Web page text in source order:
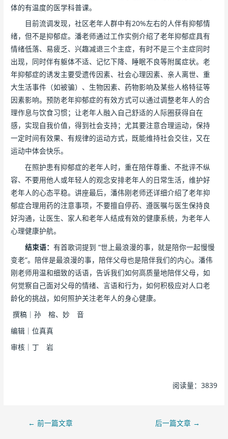
体的有温度的医学科普课。
目前流调发现，社区老年人群中有20%左右的人伴有抑郁情
绪，但不是抑郁症。潘老师通过工作实例介绍了老年抑郁症具有
情绪低落、易疲乏、兴趣减退三个主症，有时不是三个主症同时
出现，同时伴有躯体不适、记忆下降、睡眠不良等附属症状。老
年抑郁症的诱发主要受遗传因素、社会心理因素、亲人离世、重
大生活事件（如被骗）、生物因素、药物影响及某些人格特征等
因素影响。预防老年抑郁症的有效方式可以通过调整老年人的合
理作息与饮食习惯；让老年人融入自己舒适的人际圈获得自在
感，实现自我价值，得到社会支持；尤其要注意合理运动，保持
一定时间有效果、有规律的运动方式，既能维持社会交往，又在
运动中体会快乐。
在照护患有抑郁症的老年人时，重在陪伴尊重、不批评不纵
容、不要用他人或年轻人的观念安排老年人的日常生活，维护好
老年人的心态平稳。讲座最后，潘伟刚老师还详细介绍了老年抑
郁症合理用药的注意事项，不要擅自停药、遵医嘱与医生保持良
好沟通，让医生、家人和老年人结成有效的健康系统，为老年人
心理健康护航。
结束语：有首歌词提到 “世上最浪漫的事，就是陪你一起慢慢
变老”。陪伴是最浪漫的事，陪伴父母也是陪伴我们的内心。潘伟
刚老师用温和细致的话语，告诉我们如何高质量地陪伴父母，如
何觉察自己面对父母的情绪、言语和行为，如何积极应对人口老
龄化的挑战，如何照护关注老年人的身心健康。
撰稿｜孙 榕、妙 音
编辑｜位真真
审核｜丁 岩
阅读量：3839
← 前一篇文章 后一篇文章 →